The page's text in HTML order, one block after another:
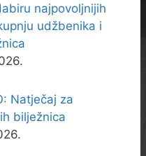
najpovoljnijih
udžbenika i
Natječaj za
bilježnica